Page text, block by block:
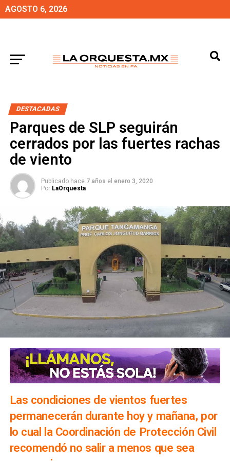
AGOSTO 6, 2026
DESTACADAS
Parques de SLP seguirán
cerrados por las fuertes rachas
de viento
Publicado hace 7 años el enero 3, 2020
Por LaOrquesta
Las condiciones de vientos fuertes
permanecerán durante hoy y mañana, por
lo cual la Coordinación de Protección Civil
recomendó no salir a menos que sea